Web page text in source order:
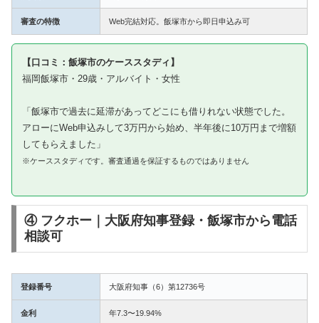
審査の特徴 Web完結対応。飯塚市から即日申込み可
【口コミ：飯塚市のケーススタディ】
福岡飯塚市・29歳・アルバイト・女性
「飯塚市で過去に延滞があってどこにも借りれない状態でした。
アローにWeb申込みして3万円から始め、半年後に10万円まで増額
してもらえました」
※ケーススタディです。審査通過を保証するものではありません
④ フクホー｜大阪府知事登録・飯塚市から電話
相談可
登録番号 大阪府知事（6）第12736号
金利 年7.3〜19.94%